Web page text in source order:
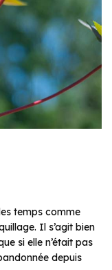
temps comme
Il s’agit bien
si elle n’était pas
depuis